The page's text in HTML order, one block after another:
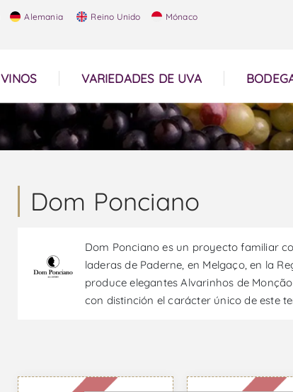
Alemania Reino Unido Mónaco
VINOS VARIEDADES DE UVA
Dom Ponciano
Dom Ponciano es un proyecto familiar
laderas de Paderne, en Melgaço, en la
produce elegantes Alvarinhos de
con distinción el carácter único de este